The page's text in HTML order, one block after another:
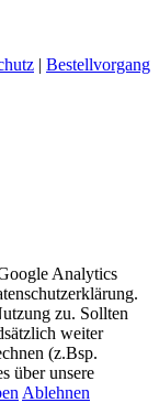
| Bestellvorgang
Analytics
zu. Sollten
weiter
(z.Bsp.
über unsere
Ablehnen